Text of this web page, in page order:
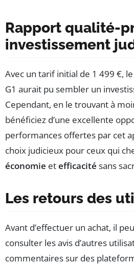
Rapport qualité-
investissement
Avec un tarif initial de 1 499 €,
G1 aurait pu sembler un
Cependant, en le trouvant à
bénéficiez d’une excellente
performances offertes par cet
choix judicieux pour ceux qui
économie etefficacité sans
Les retours des
Avant d’effectuer un achat, il
consulter les avis d’autres
commentaires sur des